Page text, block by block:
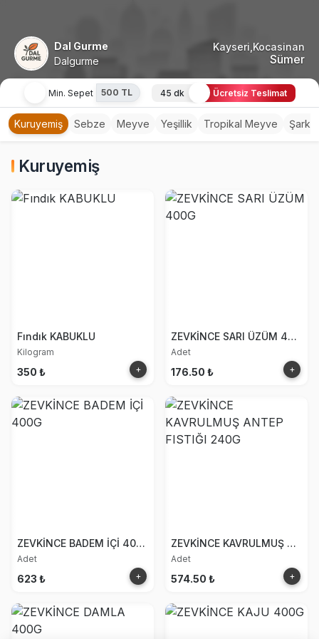
Dal Gurme
Dalgurme
Kayseri,Kocasinan
Sümer
Min. Sepet 500 TL 45 dk Ücretsiz Teslimat
Kuruyemiş Sebze Meyve Yeşillik Tropikal Meyve
Kuruyemiş
Fındık KABUKLU
Kilogram
350 ₺ +
ZEVKİNCE SARI ÜZÜM 400G
Adet
176.50 ₺ +
ZEVKİNCE BADEM İÇİ 400G
Adet
623 ₺ +
ZEVKİNCE KAVRULMUŞ ANTEP FISTIĞI 240G
Adet
574.50 ₺ +